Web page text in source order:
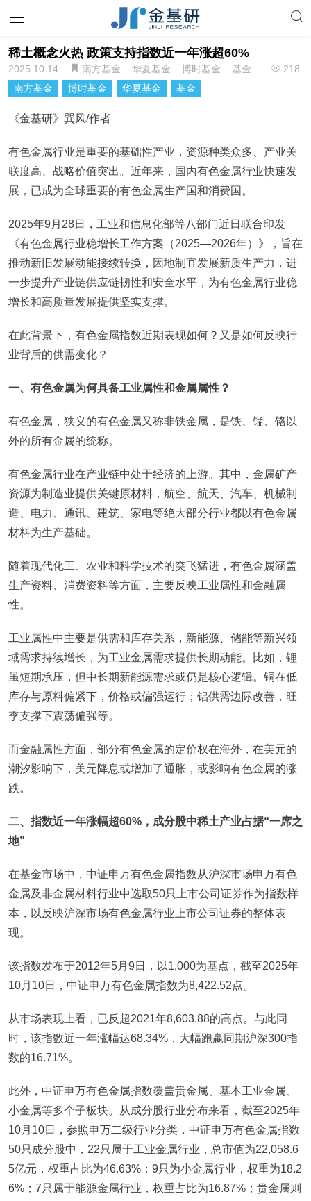
稀土概念火热 政策支持指数近一年涨超60%
2025.10.14 南方基金 华夏基金 博时基金 基金
218
南方基金
博时基金 华夏基金 基金
《金基研》巽风/作者
有色金属行业是重要的基础性产业，资源种类众多、产业关
联度高、战略价值突出。近年来，国内有色金属行业快速发
展，已成为全球重要的有色金属生产国和消费国。
2025年9月28日，工业和信息化部等八部门近日联合印发
《有色金属行业稳增长工作方案（2025—2026年）》，旨在
推动新旧发展动能接续转换，因地制宜发展新质生产力，进
一步提升产业链供应链韧性和安全水平，为有色金属行业稳
增长和高质量发展提供坚实支撑。
在此背景下，有色金属指数近期表现如何？又是如何反映行
业背后的供需变化？
一、有色金属为何具备工业属性和金属属性？
有色金属，狭义的有色金属又称非铁金属，是铁、锰、铬以
外的所有金属的统称。
有色金属行业在产业链中处于经济的上游。其中，金属矿产
资源为制造业提供关键原材料，航空、航天、汽车、机械制
造、电力、通讯、建筑、家电等绝大部分行业都以有色金属
材料为生产基础。
随着现代化工、农业和科学技术的突飞猛进，有色金属涵盖
生产资料、消费资料等方面，主要反映工业属性和金融属
性。
工业属性中主要是供需和库存关系，新能源、储能等新兴领
域需求持续增长，为工业金属需求提供长期动能。比如，锂
虽短期承压，但中长期新能源需求或仍是核心逻辑。铜在低
库存与原料偏紧下，价格或偏强运行；铝供需边际改善，旺
季支撑下震荡偏强等。
而金融属性方面，部分有色金属的定价权在海外，在美元的
潮汐影响下，美元降息或增加了通胀，或影响有色金属的涨
跌。
二、指数近一年涨幅超60%，成分股中稀土产业占据“一席之
地”
在基金市场中，中证申万有色金属指数从沪深市场申万有色
金属及非金属材料行业中选取50只上市公司证券作为指数样
本，以反映沪深市场有色金属行业上市公司证券的整体表
现。
该指数发布于2012年5月9日，以1,000为基点，截至2025年
10月10日，中证申万有色金属指数为8,422.52点。
从市场表现上看，已反超2021年8,603.88的高点。与此同
时，该指数近一年涨幅达68.34%，大幅跑赢同期沪深300指
数的16.71%。
此外，中证申万有色金属指数覆盖贵金属、基本工业金属、
小金属等多个子板块。从成分股行业分布来看，截至2025年
10月10日，参照申万二级行业分类，中证申万有色金属指数
50只成分股中，22只属于工业金属行业，总市值为22,058.6
5亿元，权重占比为46.63%；9只为小金属行业，权重为18.2
6%；7只属于能源金属行业，权重占比为16.87%；贵金属则